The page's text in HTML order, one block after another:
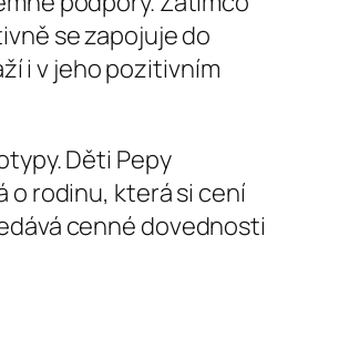
se zapojuje do
i v jeho pozitivním
Děti Pepy
o rodinu, která si cení
cenné dovednosti